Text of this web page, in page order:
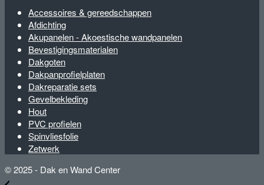
Accessoires & gereedschappen
Afdichting
Akupanelen - Akoestische wandpanelen
Bevestigingsmaterialen
Dakgoten
Dakpanprofielplaten
Dakreparatie sets
Gevelbekleding
Hout
PVC profielen
Spinvliesfolie
Zetwerk
© 2025 - Dak en Wand Center